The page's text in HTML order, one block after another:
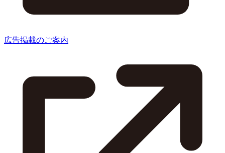
広告掲載のご案内